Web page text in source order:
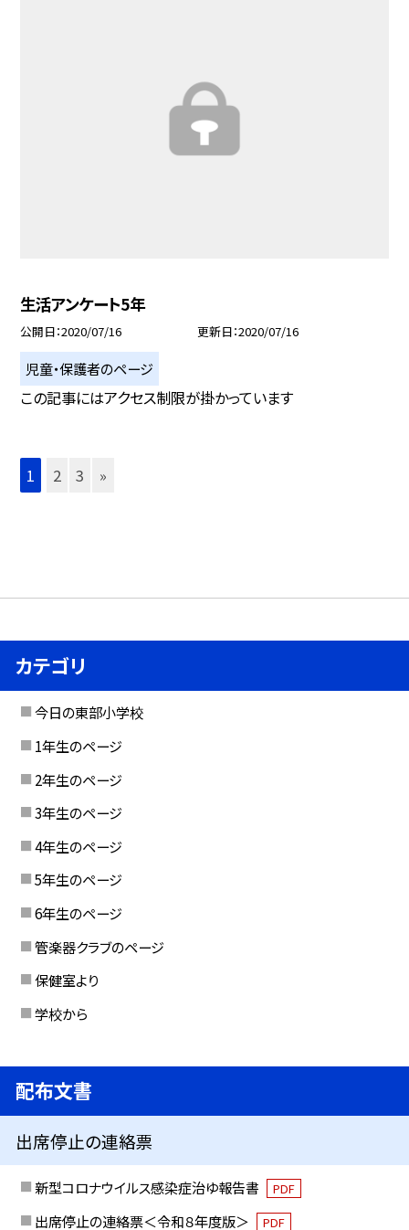
生活アンケート5年
公開日 2020/07/16 更新日 2020/07/16
児童・保護者のページ
この記事にはアクセス制限が掛かっています
1 2 3 »
カテゴリ
今日の東部小学校
1年生のページ
2年生のページ
3年生のページ
4年生のページ
5年生のページ
6年生のページ
管楽器クラブのページ
保健室より
学校から
配布文書
出席停止の連絡票
新型コロナウイルス感染症治ゆ報告書 PDF
出席停止の連絡票＜令和８年度版＞ PDF